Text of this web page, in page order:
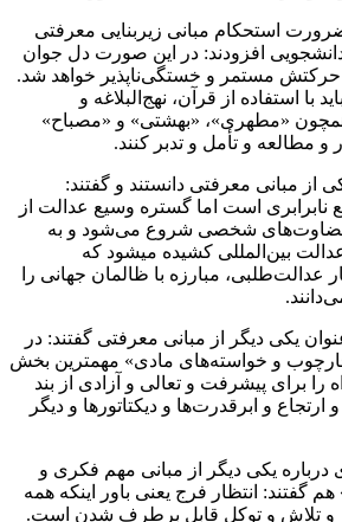
ضرورت استحکام مبانی زیربنایی معرفتی
افزودند: در این صورت دل جوان
مستمر و خستگی‌ناپذیر خواهد شد.
با استفاده از قرآن، نهج‌البلاغه و
«مطهری»، «بهشتی» و «مصباح»
مطالعه و تأمل و تدبر کنند.
از مبانی معرفتی دانستند و گفتند:
است اما گستره وسیع عدالت از
شخصی شروع می‌شود و به
عدالت بین‌المللی کشیده میشود که
عدالت‌طلبی، مبارزه با ظالمان جهانی را
یکی دیگر از مبانی معرفتی گفتند: در
چارچوب و خواسته‌های مادی» مهمترین بخش
را برای پیشرفت و تعالی و آزادی از بند
و ابرقدرت‌ها و دیکتاتورها و دیگر
یکی دیگر از مبانی مهم فکری و
گفتند: انتظار فرج یعنی باور اینکه همه
و تلاش و توکل قابل برطرف شدن است.